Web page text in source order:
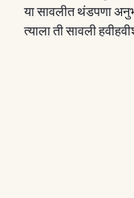
या सावलीत थंडपणा
त्याला ती सावली